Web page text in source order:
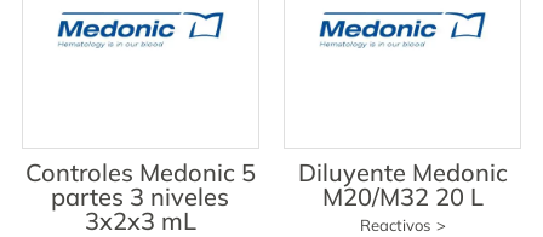
Controles Medonic 5
partes 3 niveles
3x2x3 mL
Diluyente Medonic
M20/M32 20 L
Reactivos >